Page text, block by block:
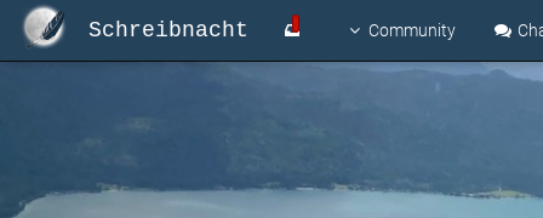
Schreibnacht Community